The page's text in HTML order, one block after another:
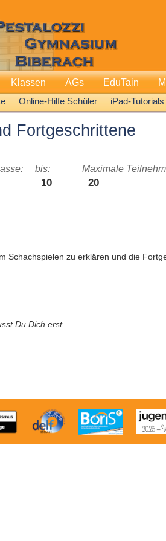
Online-Hilfe Schüler iPad-Tutorials
Klassen AGs EduTain
Fortgeschrittene
bis:
10
Maximale
20
Schachspielen zu erklären und die
Du Dich erst